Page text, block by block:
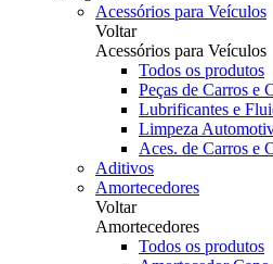
Acessórios para Veículos
Voltar
Acessórios para Veículos
Todos os produtos
Peças de Carros e
Lubrificantes e
Limpeza
Aces. de Carros e
Aditivos
Amortecedores
Voltar
Amortecedores
Todos os produtos